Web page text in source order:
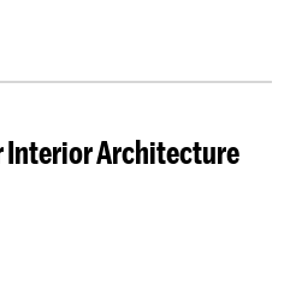
Interior Architecture